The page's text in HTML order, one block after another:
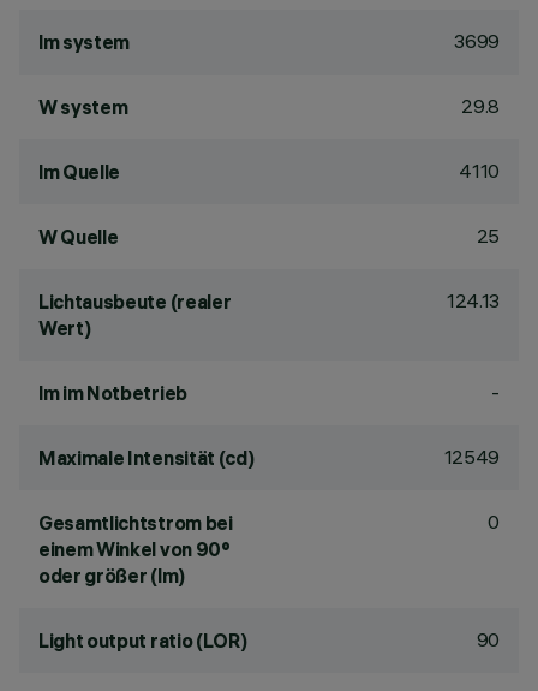
lm system 3699
W system 29.8
lm Quelle 4110
W Quelle 25
Lichtausbeute (realer
Wert)
124.13
lm im Notbetrieb -
Maximale Intensität (cd) 12549
Gesamtlichtstrom bei
einem Winkel von 90°
oder größer (lm)
0
Light output ratio (LOR) 90